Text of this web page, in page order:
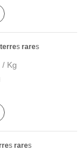
terres rares
/ Kg
s rares